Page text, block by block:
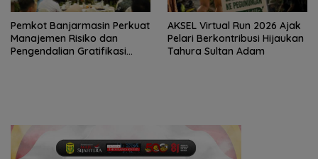
Pemkot Banjarmasin Perkuat
Manajemen Risiko dan
Pengendalian Gratifikasi
AKSEL Virtual Run 2026 Ajak
Pelari Berkontribusi Hijaukan
Tahura Sultan Adam